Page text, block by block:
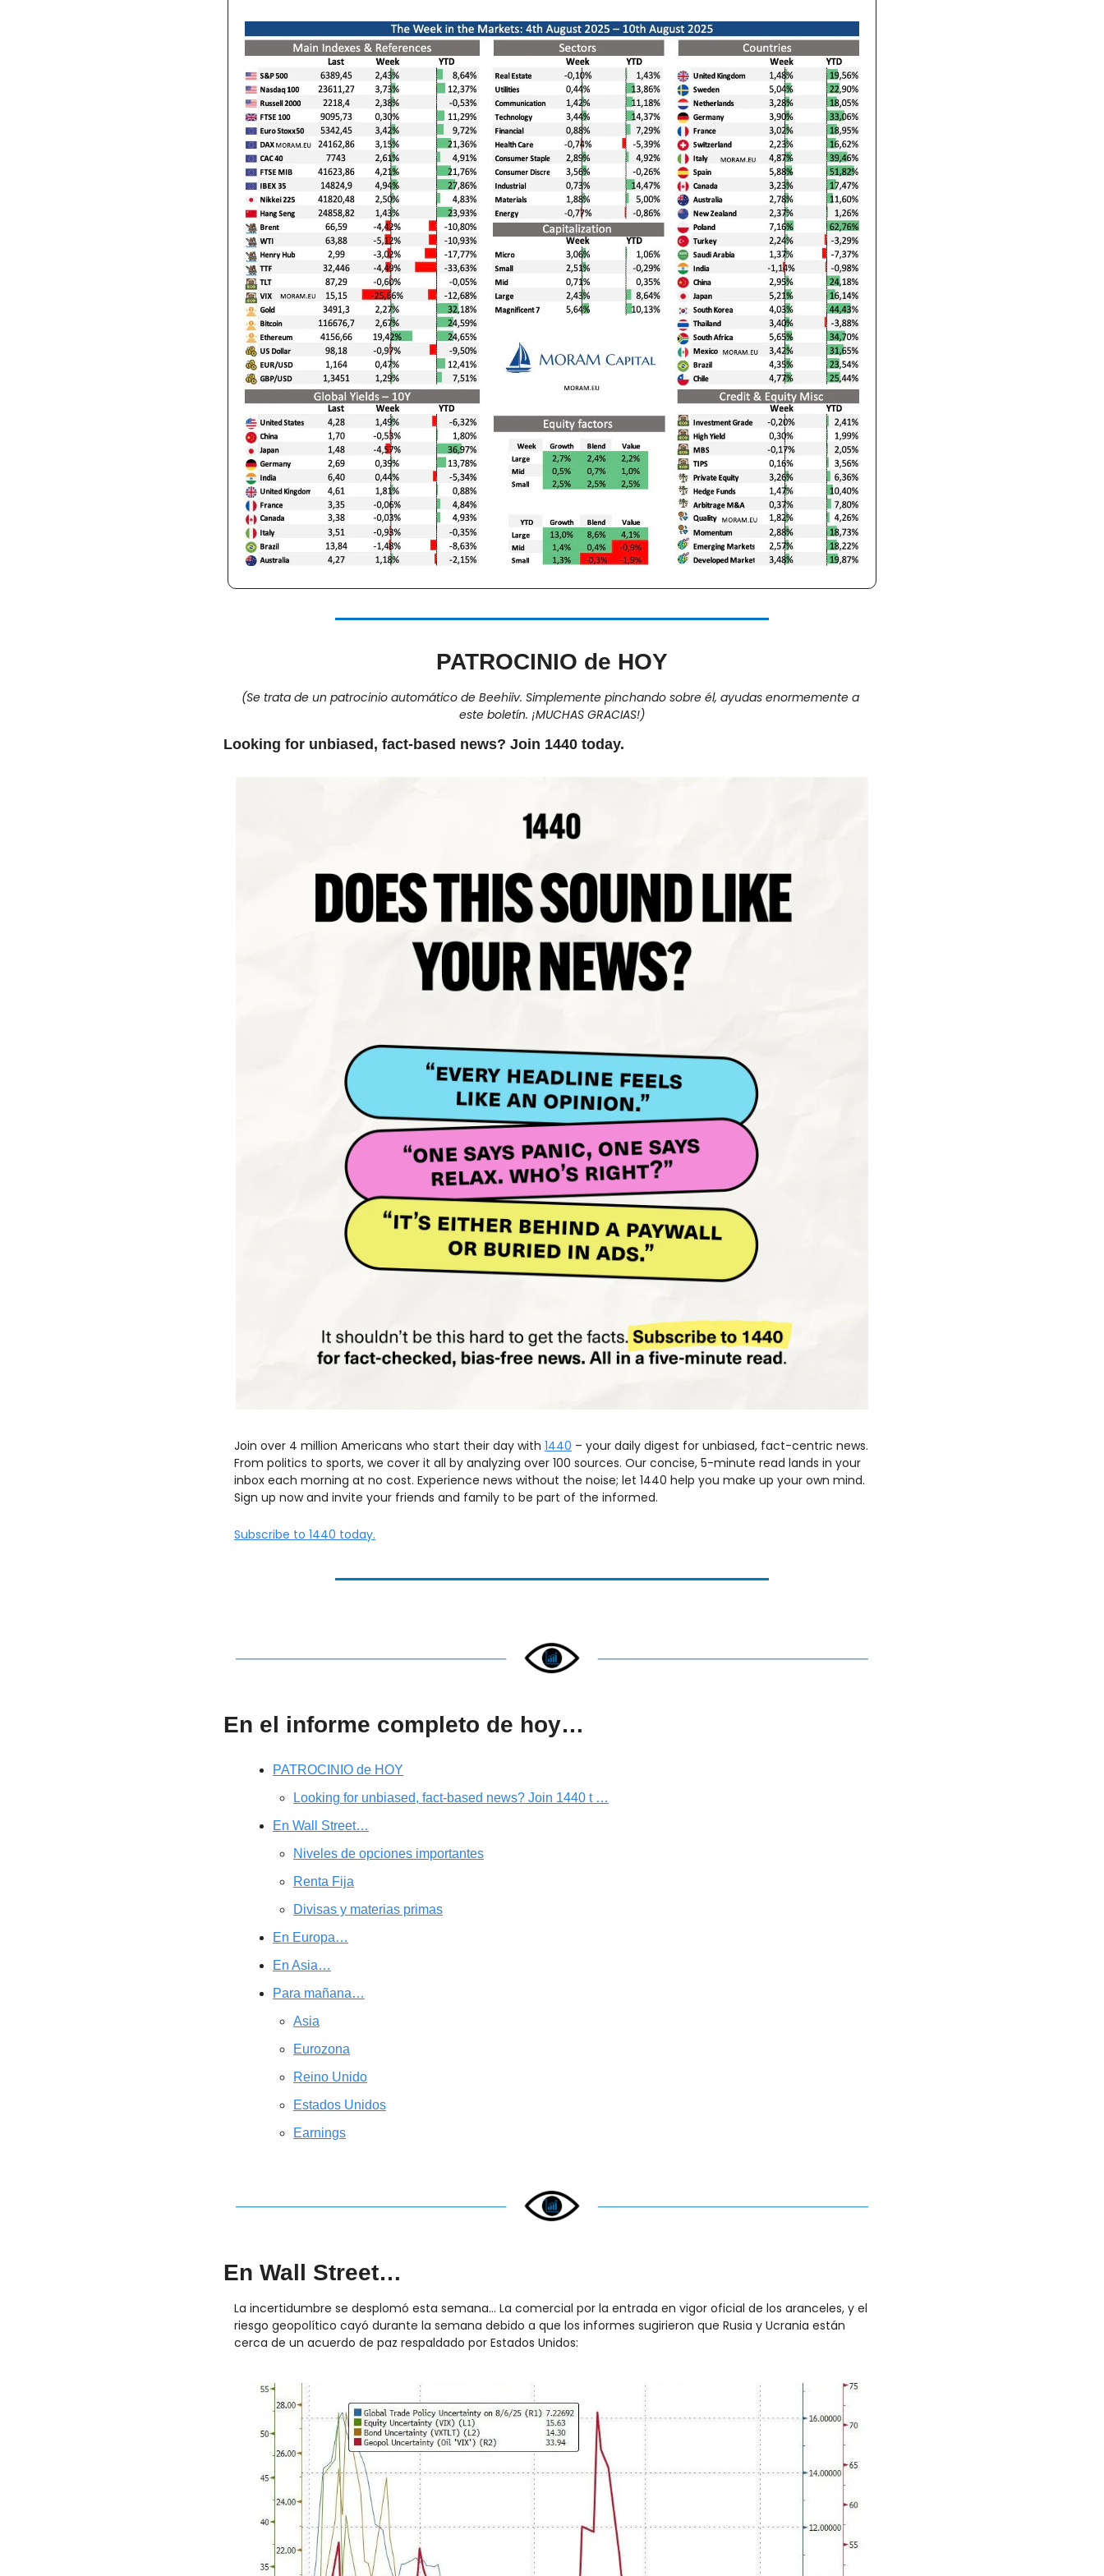
PATROCINIO de HOY
(Se trata de un patrocinio automático de Beehiiv. Simplemente pinchando sobre él, ayudas enormemente a
este boletín. ¡MUCHAS GRACIAS!)
Looking for unbiased, fact-based news? Join 1440 today.
Join over 4 million Americans who start their day with 1440 – your daily digest for unbiased, fact-centric news.
From politics to sports, we cover it all by analyzing over 100 sources. Our concise, 5-minute read lands in your
inbox each morning at no cost. Experience news without the noise; let 1440 help you make up your own mind.
Sign up now and invite your friends and family to be part of the informed.
Subscribe to 1440 today.
En el informe completo de hoy…
PATROCINIO de HOY
Looking for unbiased, fact-based news? Join 1440 t …
En Wall Street…
Niveles de opciones importantes
Renta Fija
Divisas y materias primas
En Europa…
En Asia…
Para mañana…
Asia
Eurozona
Reino Unido
Estados Unidos
Earnings
En Wall Street…
La incertidumbre se desplomó esta semana… La comercial por la entrada en vigor oficial de los aranceles, y el
riesgo geopolítico cayó durante la semana debido a que los informes sugirieron que Rusia y Ucrania están
cerca de un acuerdo de paz respaldado por Estados Unidos: